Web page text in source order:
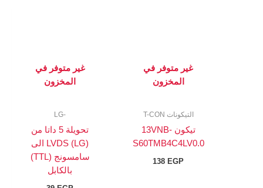
غير متوفر في
المخزون
التيكونات T-CON
تيكون 13VNB-
S60TMB4C4LV0.0
138 EGP
غير متوفر في
المخزون
-LG
تحويلة 5 داتا من
(LG) LVDS الى
سامسونج (TTL)
بالكابل